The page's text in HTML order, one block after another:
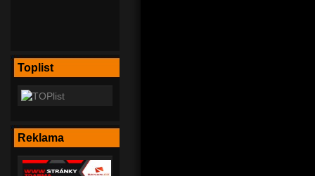
Toplist
Reklama